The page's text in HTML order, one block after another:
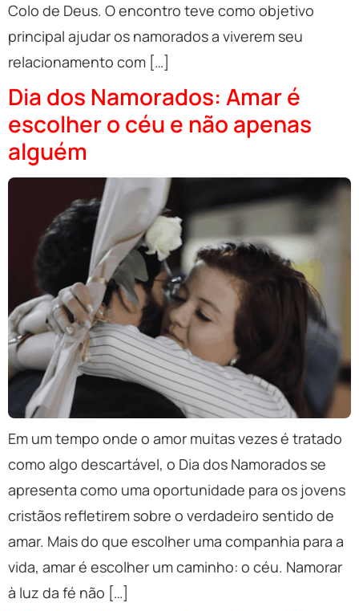
Colo de Deus. O encontro teve como objetivo
principal ajudar os namorados a viverem seu
relacionamento com […]
Dia dos Namorados: Amar é
escolher o céu e não apenas
alguém
Em um tempo onde o amor muitas vezes é tratado
como algo descartável, o Dia dos Namorados se
apresenta como uma oportunidade para os jovens
cristãos refletirem sobre o verdadeiro sentido de
amar. Mais do que escolher uma companhia para a
vida, amar é escolher um caminho: o céu. Namorar
à luz da fé não […]